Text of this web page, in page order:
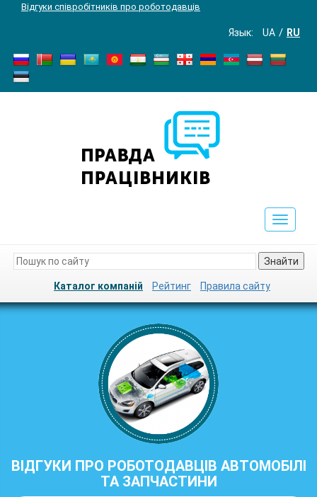
Відгуки співробітників про роботодавців
Язык: UA RU
Toggle
Знайти
Каталог компаній Рейтинг Правила сайту
ВІДГУКИ ПРО РОБОТОДАВЦІВ АВТОМОБІЛІ
ТА ЗАПЧАСТИНИ